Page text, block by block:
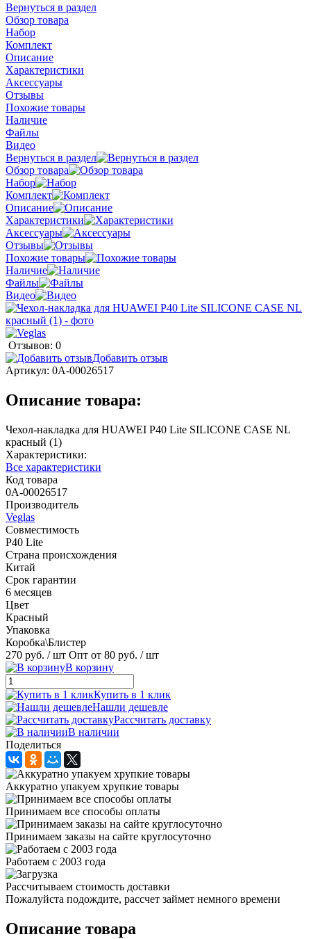
Вернуться в раздел
Обзор товара
Набор
Комплект
Описание
Характеристики
Аксессуары
Отзывы
Похожие товары
Наличие
Файлы
Видео
Вернуться в раздел
Обзор товара
Набор
Комплект
Описание
Характеристики
Аксессуары
Отзывы
Похожие товары
Наличие
Файлы
Видео
Отзывов: 0
Добавить отзыв
Артикул: 0А-00026517
Описание товара:
Чехол-накладка для HUAWEI P40 Lite SILICONE CASE NL
красный (1)
Характеристики:
Все характеристики
Код товара
0А-00026517
Производитель
Veglas
Совместимость
P40 Lite
Страна происхождения
Китай
Срок гарантии
6 месяцев
Цвет
Красный
Упаковка
Коробка\Блистер
270 руб. / шт Опт от 80 руб. / шт
В корзину
Купить в 1 клик
Нашли дешевле
Рассчитать доставку
В наличии
Поделиться
Аккуратно упакуем хрупкие товары
Принимаем все способы оплаты
Принимаем заказы на сайте круглосуточно
Работаем с 2003 года
Рассчитываем стоимость доставки
Пожалуйста подождите, рассчет займет немного времени
Описание товара